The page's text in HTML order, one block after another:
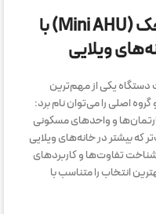
مقایسه هواساز خانگی کوچک (Mini AHU) با
ویلایی
دستگاه یکی از مهم‌ترین
اصلی را می‌توان نام برد:
و واحدهای مسکونی
که بیشتر در خانه‌های ویلایی
شناخت تفاوت‌ها و کاربردهای
انتخاب را متناسب با